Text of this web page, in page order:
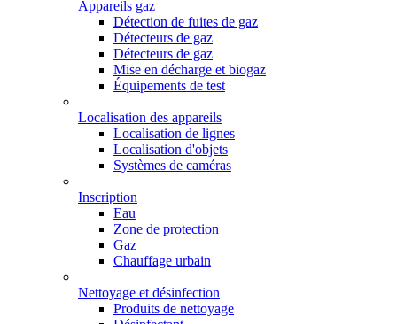
Appareils gaz
Détection de fuites de gaz
Détecteurs de gaz
Détecteurs de gaz
Mise en décharge et biogaz
Équipements de test
Localisation des appareils
Localisation de lignes
Localisation d'objets
Systèmes de caméras
Inscription
Eau
Zone de protection
Gaz
Chauffage urbain
Nettoyage et désinfection
Produits de nettoyage